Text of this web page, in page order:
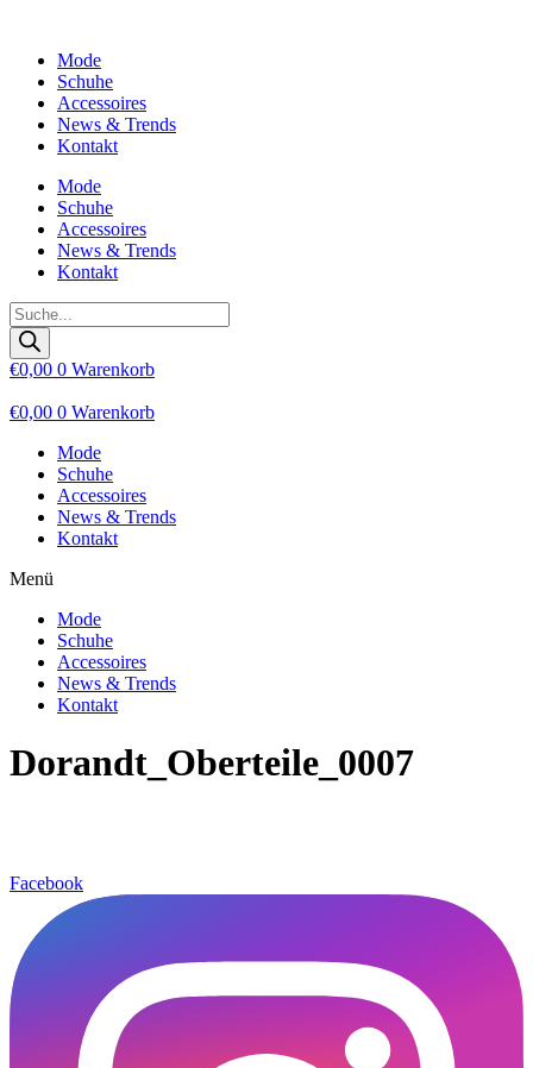
wechselnMode
Schuhe
Accessoires
News & Trends
Kontakt
Mode
Schuhe
Accessoires
News & Trends
Kontakt
Products
search
€0,00 0 Warenkorb
€0,00 0 Warenkorb
Mode
Schuhe
Accessoires
News & Trends
Kontakt
Menü
Mode
Schuhe
Accessoires
News & Trends
Kontakt
Dorandt_Oberteile_0007
Facebook